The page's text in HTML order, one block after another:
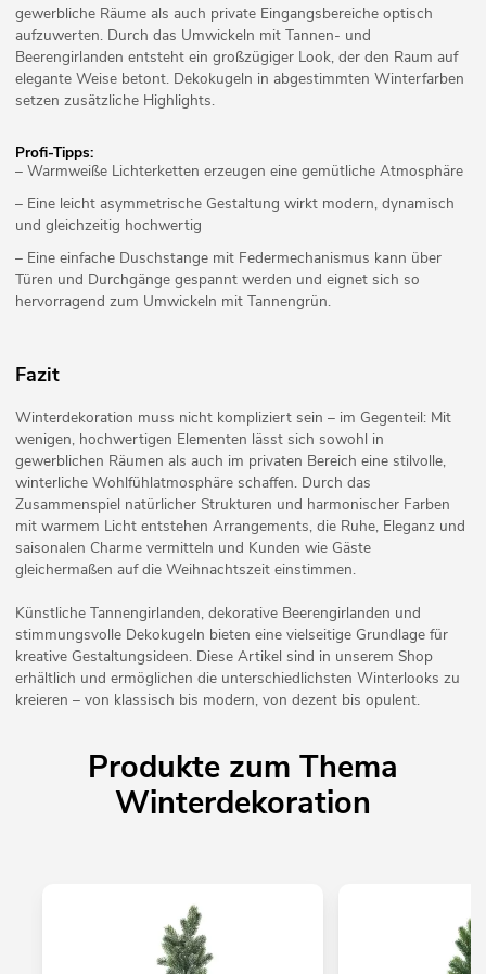
gewerbliche Räume als auch private Eingangsbereiche optisch
aufzuwerten. Durch das Umwickeln mit Tannen- und
Beerengirlanden entsteht ein großzügiger Look, der den Raum auf
elegante Weise betont. Dekokugeln in abgestimmten Winterfarben
setzen zusätzliche Highlights.
Profi-Tipps:
– Warmweiße Lichterketten erzeugen eine gemütliche Atmosphäre
– Eine leicht asymmetrische Gestaltung wirkt modern, dynamisch
und gleichzeitig hochwertig
– Eine einfache Duschstange mit Federmechanismus kann über
Türen und Durchgänge gespannt werden und eignet sich so
hervorragend zum Umwickeln mit Tannengrün.
Fazit
Winterdekoration muss nicht kompliziert sein – im Gegenteil: Mit
wenigen, hochwertigen Elementen lässt sich sowohl in
gewerblichen Räumen als auch im privaten Bereich eine stilvolle,
winterliche Wohlfühlatmosphäre schaffen. Durch das
Zusammenspiel natürlicher Strukturen und harmonischer Farben
mit warmem Licht entstehen Arrangements, die Ruhe, Eleganz und
saisonalen Charme vermitteln und Kunden wie Gäste
gleichermaßen auf die Weihnachtszeit einstimmen.
Künstliche Tannengirlanden, dekorative Beerengirlanden und
stimmungsvolle Dekokugeln bieten eine vielseitige Grundlage für
kreative Gestaltungsideen. Diese Artikel sind in unserem Shop
erhältlich und ermöglichen die unterschiedlichsten Winterlooks zu
kreieren – von klassisch bis modern, von dezent bis opulent.
Produkte zum Thema
Winterdekoration